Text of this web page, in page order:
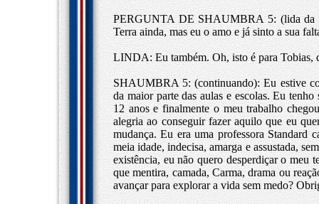
PERGUNTA DE SHAUMBRA 5: (lida da
Terra ainda, mas eu o amo e já sinto a sua
LINDA: Eu também. Oh, isto é para Tobias,
SHAUMBRA 5: (continuando): Eu estive
da maior parte das aulas e escolas. Eu
12 anos e finalmente o meu trabalho
alegria ao conseguir fazer aquilo que eu
mudança. Eu era uma professora Standard
meia idade, indecisa, amarga e assustada,
existência, eu não quero desperdiçar o meu
que mentira, camada, Carma, drama ou
avançar para explorar a vida sem medo?